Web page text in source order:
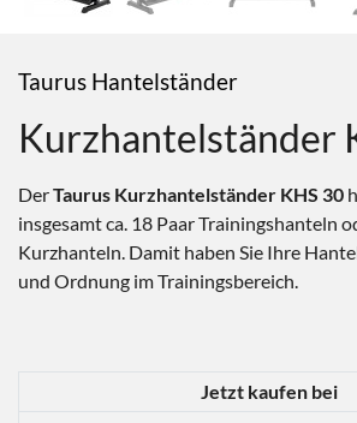
Taurus Hantelständer
Kurzhantelständer
DerTaurus Kurzhantelständer KHS 30
insgesamt ca. 18 Paar Trainingshanteln
Kurzhanteln. Damit haben Sie Ihre
und Ordnung im Trainingsbereich.
Jetzt kaufen bei